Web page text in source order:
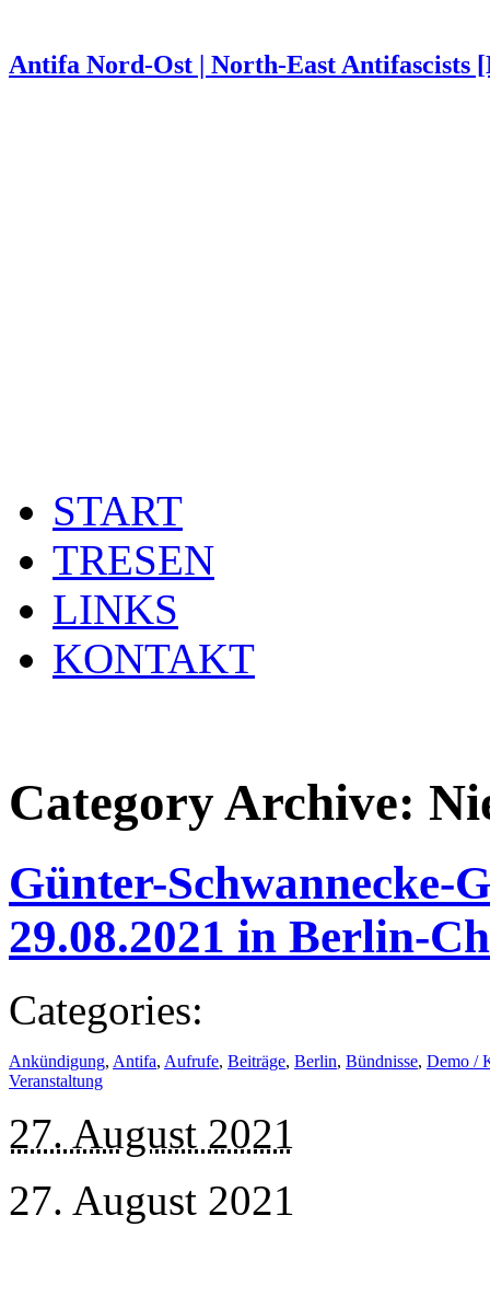
Antifa Nord-Ost | North-East Antifascists
START
TRESEN
LINKS
KONTAKT
Category Archive:
Günter-Schwannecke-
29.08.2021 in Berlin-
Categories:
Ankündigung, Antifa, Aufrufe, Beiträge, Berlin, Bündnisse, Demo /
Veranstaltung
27. August 2021
27. August 2021